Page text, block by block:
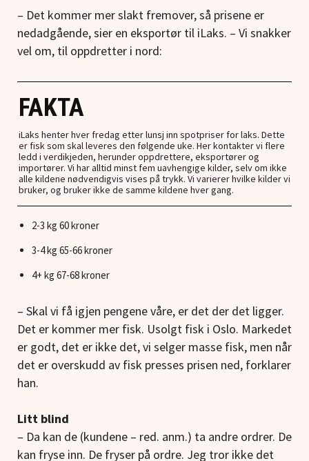
– Det kommer mer slakt fremover, så prisene er
nedadgående, sier en eksportør til iLaks. – Vi snakker
vel om, til oppdretter i nord:
FAKTA
iLaks henter hver fredag etter lunsj inn spotpriser for laks. Dette
er fisk som skal leveres den følgende uke. Her kontakter vi flere
ledd i verdikjeden, herunder oppdrettere, eksportører og
importører. Vi har alltid minst fem uavhengige kilder, selv om ikke
alle kildene nødvendigvis vises på trykk. Vi varierer hvilke kilder vi
bruker, og bruker ikke de samme kildene hver gang.
2-3 kg 60 kroner
3-4 kg 65-66 kroner
4+ kg 67-68 kroner
– Skal vi få igjen pengene våre, er det der det ligger.
Det er kommer mer fisk. Usolgt fisk i Oslo. Markedet
er godt, det er ikke det, vi selger masse fisk, men når
det er overskudd av fisk presses prisen ned, forklarer
han.
Litt blind
– Da kan de (kundene – red. anm.) ta andre ordrer. De
kan fryse inn. De fryser på ordre. Jeg tror ikke det